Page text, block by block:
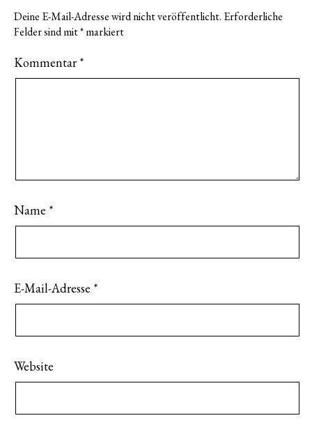
Deine E-Mail-Adresse wird nicht veröffentlicht. Erforderliche
Felder sind mit*markiert
Kommentar *
Name *
E-Mail-Adresse *
Website